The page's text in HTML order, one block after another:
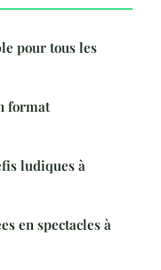
pour tous les
format
ludiques à
en spectacles à